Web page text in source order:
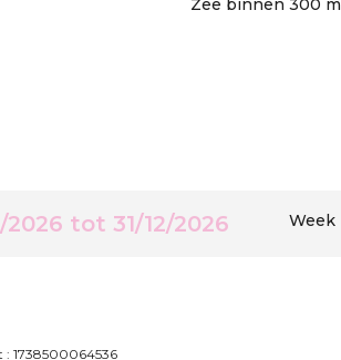
Zee binnen 300 m
2026 tot 31/12/2026 Week
1738500064536